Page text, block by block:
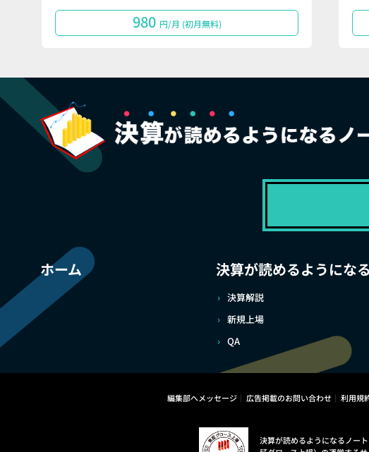
980 円/月 (初月無料)
ホーム 決算が読めるようにな
決算解説
新規上場
QA
編集部へメッセージ 広告掲載のお問い合わせ 利用規
決算が読めるようになるノー